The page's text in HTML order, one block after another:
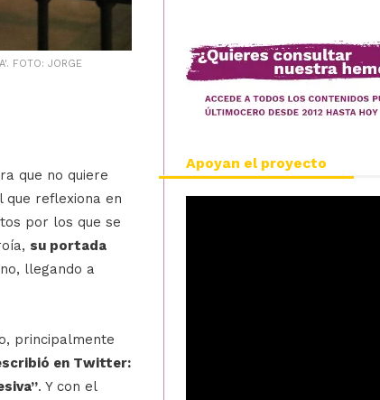
FOTO: JORGE
que no quiere
que reflexiona en
por los que se
su portada
llegando a
principalmente
en Twitter:
. Y con el
Apoyan el proyecto